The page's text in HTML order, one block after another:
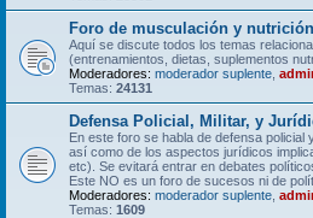
Foro de musculación y nutrición
Aquí se discute todos los temas
(entrenamientos, dietas, suplementos
Moderadores: moderador suplente
Temas: 24131
Defensa Policial, Militar, y
En este foro se habla de defensa policial
así como de los aspectos jurídicos
etc). Se evitará entrar en debates
Este NO es un foro de sucesos ni de
Moderadores: moderador suplente
Temas: 1609